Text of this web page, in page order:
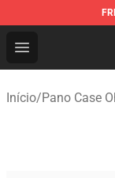
Open menu
CaseOh
Início/Pano Case